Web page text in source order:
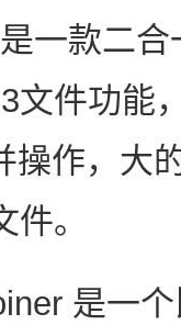
一款二
文件功能
操作，大
。
是一